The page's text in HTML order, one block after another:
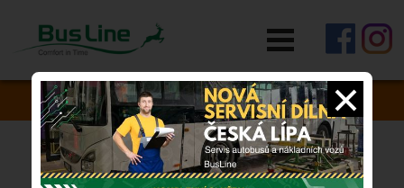
RYCHLÁ POMOC
Zapomněli jste si něco v autobusu?
PROVOZOVNY BUSLINE